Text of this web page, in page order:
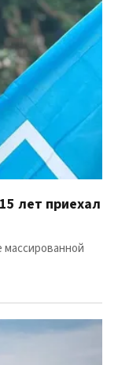
лет приехал
массированной